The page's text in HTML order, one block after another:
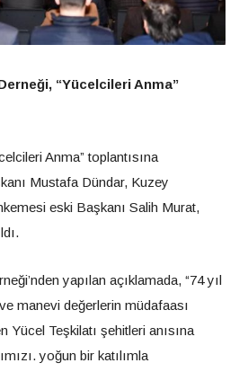
“Yücelcileri Anma”
Anma” toplantısına
Mustafa Dündar, Kuzey
eski Başkanı Salih Murat,
yapılan açıklamada, “74 yıl
manevi değerlerin müdafaası
Yücel Teşkilatı şehitleri anısına
yoğun bir katılımla